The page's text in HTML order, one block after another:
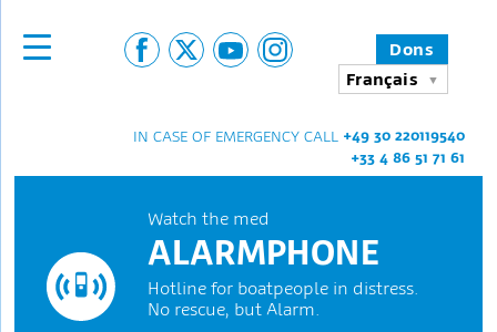
Dons
Français
IN CASE OF EMERGENCY CALL +49 30 220119540
+33 4 86 51 71 61
Watch the med
ALARMPHONE
Hotline for boatpeople in distress.
No rescue, but Alarm.